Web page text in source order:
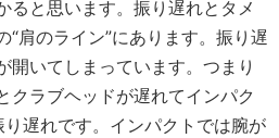
ると思います。振り遅れとタメ
“肩のライン”にあります。振り遅
開いてしまっています。つまり
クラブヘッドが遅れてインパク
遅れです。インパクトでは腕が